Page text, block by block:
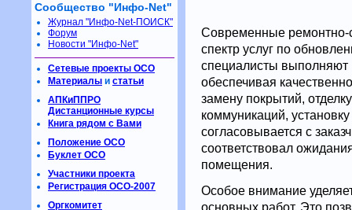
Современные ремонтно-
спектр услуг по
специалисты выполняют
обеспечивая
замену покрытий,
коммуникаций,
согласовывается с
соответствовал
помещения.
Особое внимание
основных работ. Это
Сообщество "Инфо-Net"
Журнал "Инфо-Net-ПОИСК"
Форум
Новости "Инфо-Net"
Сетевые проекты ОСО
Материалы и статьи
АПКиППРО
Дистанционные курсы
Книга рядом с Вами
Положение ОСО
Буклет ОСО
Участники проекта
Регистрация ОСО-2007
Оргкомитет